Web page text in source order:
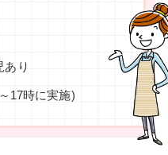
あり
17時に実施)